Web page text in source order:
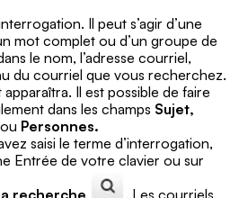
Il peut s’agir d’une
mot complet ou d’un groupe de
le nom, l’adresse courriel,
du courriel que vous recherchez.
Il est possible de faire
dans les champs Sujet,
ou Personnes.
saisi le terme d’interrogation,
Entrée de votre clavier ou sur
recherche
. Les courriels